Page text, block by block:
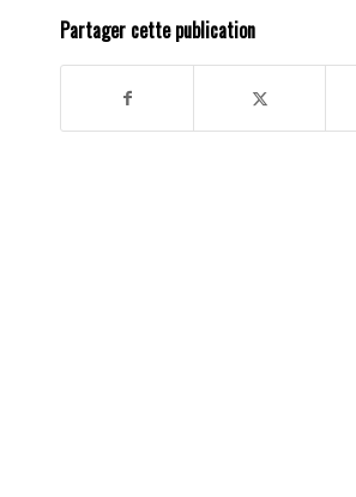
Partager cette publication